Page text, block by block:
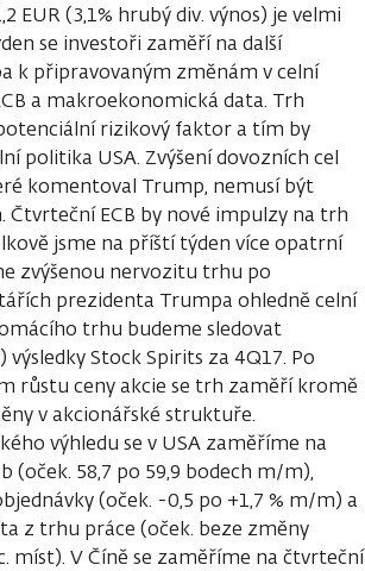
EUR (3,1% hrubý div. výnos) je velmi
se investoři zaměří na další
k připravovaným změnám v celní
a makroekonomická data. Trh
rizikový faktor a tím by
politika USA. Zvýšení dovozních cel
komentoval Trump, nemusí být
Čtvrteční ECB by nové impulzy na trh
jsme na příští týden více opatrní
zvýšenou nervozitu trhu po
prezidenta Trumpa ohledně celní
trhu budeme sledovat
výsledky Stock Spirits za 4Q17. Po
růstu ceny akcie se trh zaměří kromě
v akcionářské struktuře.
výhledu se v USA zaměříme na
(oček. 58,7 po 59,9 bodech m/m),
(oček. -0,5 po +1,7 % m/m) a
z trhu práce (oček. beze změny
míst). V Číně se zaměříme na čtvrteční